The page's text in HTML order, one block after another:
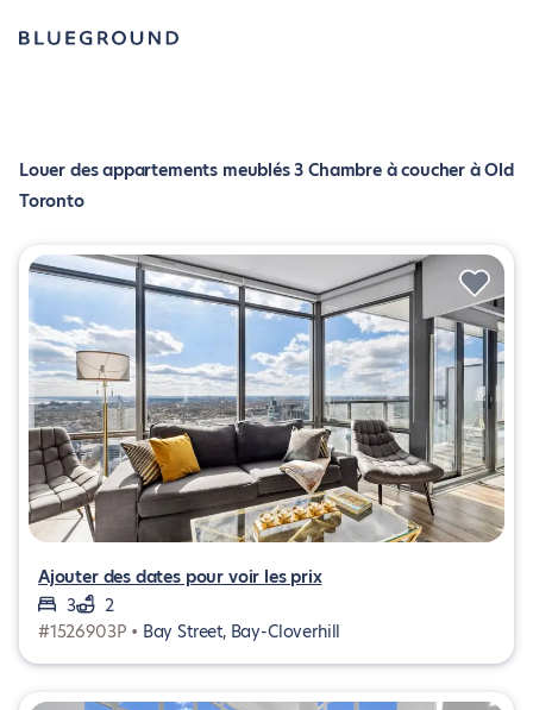
Louer des appartements meublés 3 Chambre à coucher à Old
Toronto
Ajouter des dates pour voir les prix
3
2
#1526903P • Bay Street, Bay-Cloverhill